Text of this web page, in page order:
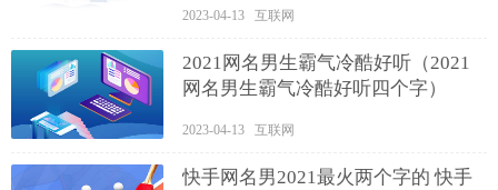
2023-04-13 互联网
2021网名男生霸气冷酷好听（2021
网名男生霸气冷酷好听四个字）
2023-04-13 互联网
快手网名男2021最火两个字的 快手